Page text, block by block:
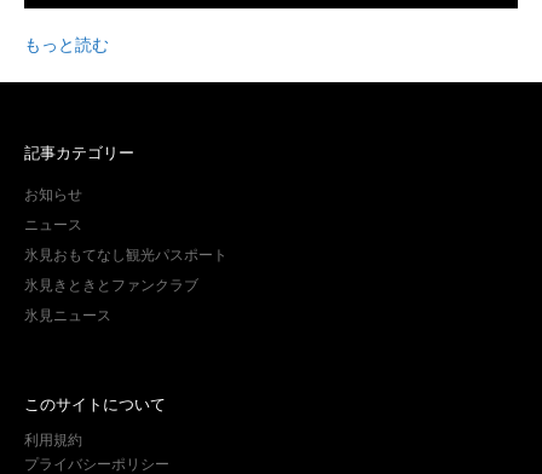
もっと読む
記事カテゴリー
お知らせ
ニュース
氷見おもてなし観光パスポート
氷見きときとファンクラブ
氷見ニュース
このサイトについて
利用規約
プライバシーポリシー